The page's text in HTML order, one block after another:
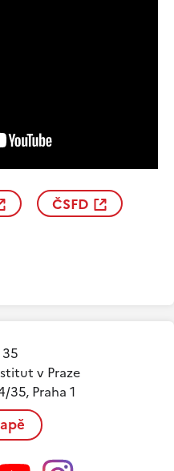
ČSFD
v Praze
35, Praha 1